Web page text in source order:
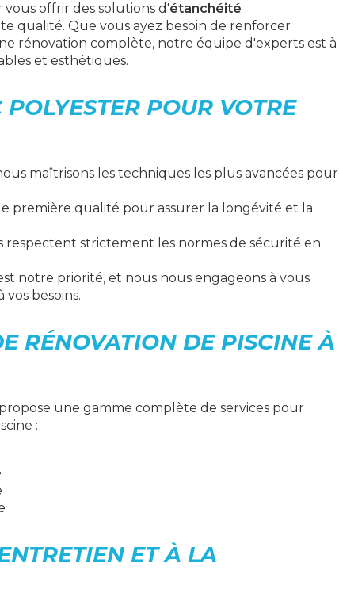
offrir des solutions d'étanchéité
qualité. Que vous ayez besoin de renforcer
rénovation complète, notre équipe d'experts est à
et esthétiques.
POUR VOTRE
maîtrisons les techniques les plus avancées pour
première qualité pour assurer la longévité et la
respectent strictement les normes de sécurité en
notre priorité, et nous nous engageons à vous
besoins.
RÉNOVATION DE PISCINE À
une gamme complète de services pour
:
ET À LA